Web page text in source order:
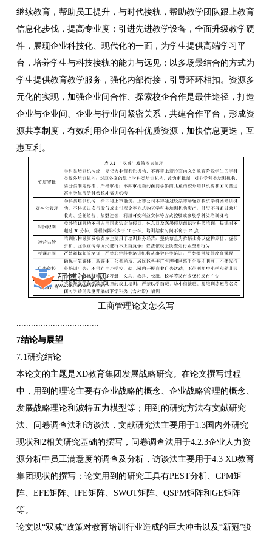
继续教育，帮助员工提升，与时代接轨，帮助教学团队跟上教育
信息化步伐，提高专业度；引进先进教学设备，全面升级教学硬
件，展现企业科技化、现代化的一面，为学生提供高端学习平
台，培养学生与科技接轨的能力与远见；以多场景结合的方式为
学生提供教育教学服务，强化内部衔接，引导环环相扣。资源多
元化的实现，加强企业间合作、探索校企合作是最佳途径，打造
企业与企业间、企业与行业间紧密关系，共建合作平台，形成资
源共享制度，有效利用企业间各种优质资源，加快信息更迭，互
惠互利。
工商管理论文怎么写
..................................
7结论与展望
7.1研究结论
本论文的主题是XD教育集团发展战略研究。在论文撰写过程
中，用到的理论主要有企业战略的概念、企业战略管理的概念、
发展战略理论和波特五力模型等；用到的研究方法有文献研究
法、问卷调查法和访谈法，文献研究法主要用于1.3国内外研究
现状和2相关研究基础的撰写，问卷调查法用于4.2.3企业人力资
源分析中员工满意度的调查及分析，访谈法主要用于4.3 XD教育
集团现状的撰写；论文用到的研究工具有PEST分析、CPM矩
阵、EFE矩阵、IFE矩阵、SWOT矩阵、QSPM矩阵和GE矩阵
等。
论文以“双减”政策对教育培训行业造成的巨大冲击以及“新冠”疫